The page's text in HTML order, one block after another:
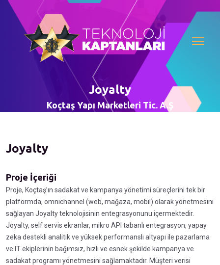
Joyalty
Koçtaş Yapı Marketleri Tic. A.Ş
Joyalty
Proje İçeriği
Proje, Koçtaş’ın sadakat ve kampanya yönetimi süreçlerini tek bir
platformda, omnichannel (web, mağaza, mobil) olarak yönetmesini
sağlayan Joyalty teknolojisinin entegrasyonunu içermektedir.
Joyalty, self servis ekranlar, mikro API tabanlı entegrasyon, yapay
zeka destekli analitik ve yüksek performanslı altyapı ile pazarlama
ve IT ekiplerinin bağımsız, hızlı ve esnek şekilde kampanya ve
sadakat programı yönetmesini sağlamaktadır. Müşteri verisi